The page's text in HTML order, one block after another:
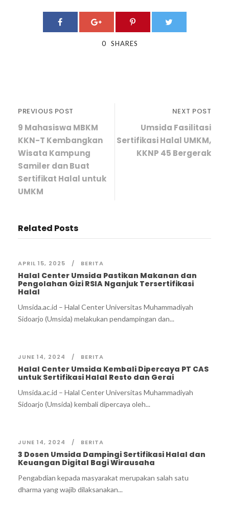
0 SHARES
PREVIOUS POST
9 Mahasiswa MBKM
KKN-T Kembangkan
Wisata Kampung
Samiler dan Buat
Sertifikat Halal untuk
UMKM
NEXT POST
Umsida Fasilitasi
Sertifikasi Halal UMKM,
KKNP 45 Bergerak
Related Posts
APRIL 15, 2025 BERITA
Halal Center Umsida Pastikan Makanan dan
Pengolahan Gizi RSIA Nganjuk Tersertifikasi
Halal
Umsida.ac.id – Halal Center Universitas Muhammadiyah
Sidoarjo (Umsida) melakukan pendampingan dan...
JUNE 14, 2024 BERITA
Halal Center Umsida Kembali Dipercaya PT CAS
untuk Sertifikasi Halal Resto dan Gerai
Umsida.ac.id – Halal Center Universitas Muhammadiyah
Sidoarjo (Umsida) kembali dipercaya oleh...
JUNE 14, 2024 BERITA
3 Dosen Umsida Dampingi Sertifikasi Halal dan
Keuangan Digital Bagi Wirausaha
Pengabdian kepada masyarakat merupakan salah satu
dharma yang wajib dilaksanakan...